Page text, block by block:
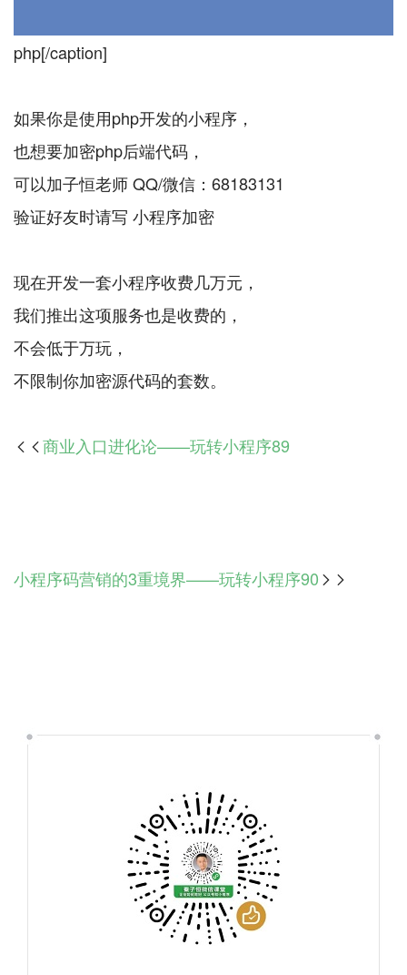
php[/caption]
如果你是使用php开发的小程序，
也想要加密php后端代码，
可以加子恒老师 QQ/微信：68183131
验证好友时请写 小程序加密
现在开发一套小程序收费几万元，
我们推出这项服务也是收费的，
不会低于万玩，
 商业入口进化论——玩转小程序89
小程序码营销的3重境界——玩转小程序90 